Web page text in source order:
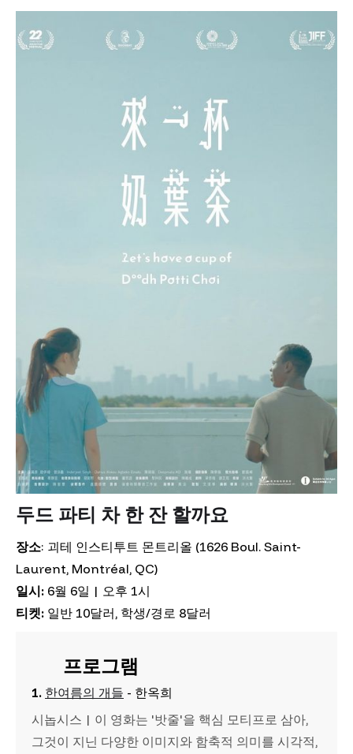
두드 파티 차 한 잔 할까요
장소: 괴테 인스티투트 몬트리올 (1626 Boul. Saint-
Laurent, Montréal, QC)
일시: 6월 6일 | 오후 1시
티켓: 일반 10달러, 학생/경로 8달러
프로그램
1. 한여름의 개들 - 한옥희
시놉시스 | 이 영화는 '밧줄'을 핵심 모티프로 삼아,
그것이 지닌 다양한 이미지와 함축적 의미를 시각적,